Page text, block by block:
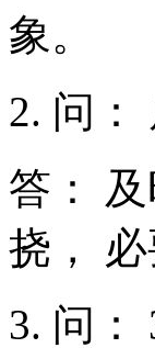
象。
2. 问：
答：
挠， 必
3. 问：